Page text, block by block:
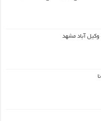
آباد مشهد